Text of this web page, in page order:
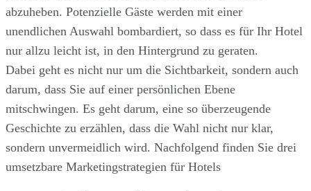
abzuheben. Potenzielle Gäste werden mit einer
unendlichen Auswahl bombardiert, so dass es für Ihr Hotel
nur allzu leicht ist, in den Hintergrund zu geraten.
Dabei geht es nicht nur um die Sichtbarkeit, sondern auch
darum, dass Sie auf einer persönlichen Ebene
mitschwingen. Es geht darum, eine so überzeugende
Geschichte zu erzählen, dass die Wahl nicht nur klar,
sondern unvermeidlich wird. Nachfolgend finden Sie drei
umsetzbare Marketingstrategien für Hotels